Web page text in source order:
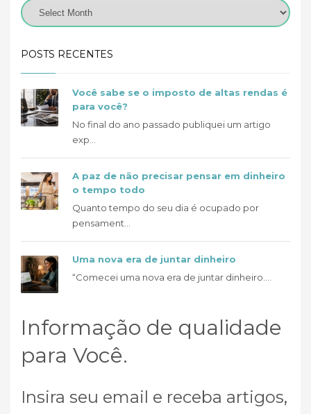
POSTS RECENTES
Você sabe se o imposto de altas rendas é
para você?
No final do ano passado publiquei um artigo
exp...
A paz de não precisar pensar em dinheiro
o tempo todo
Quanto tempo do seu dia é ocupado por
pensament...
Uma nova era de juntar dinheiro
“Comecei uma nova era de juntar dinheiro....
Informação de qualidade
para Você.
Insira seu email e receba artigos,